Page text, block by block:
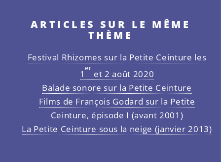
ARTICLES SUR LE MÊME
THÈME
Festival Rhizomes sur la Petite Ceinture les
1
er
et 2 août 2020
Balade sonore sur la Petite Ceinture
Films de François Godard sur la Petite
Ceinture, épisode I (avant 2001)
La Petite Ceinture sous la neige (janvier 2013)